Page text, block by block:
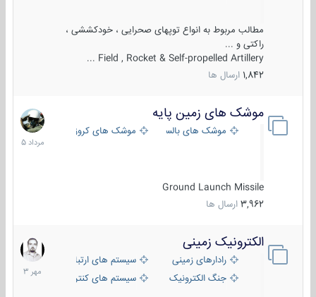
مطالب مربوط به انواع توپهای صحرایی ، خودکششی ،
راکتی و ...
Field , Rocket & Self-propelled Artillery ...
1,842 ارسال ها
موشک های زمین پایه
موشک های بالستیک موشک های کروز
Ground Launch Missile
3,962 ارسال ها
2
مرداد
1405
الکترونیک زمینی
رادارهای زمینی
سیستم های ارتباطی و جمع آوری
جنگ الکترونیک
سیستم های کنترل آتش و تجهیزات
1
مهر
1403